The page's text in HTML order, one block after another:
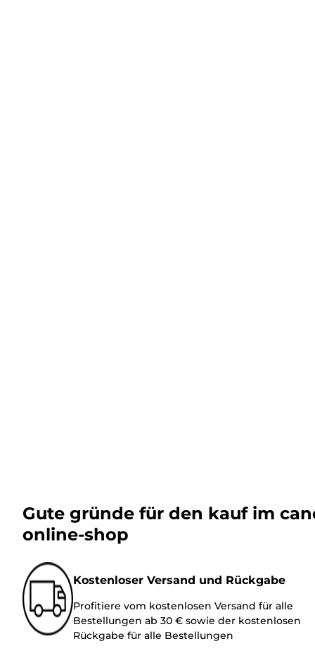
Gute gründe für den kauf im
online-shop
Kostenloser Versand und Rückgabe
Profitiere vom kostenlosen Versand für alle
Bestellungen ab 30 € sowie der kostenlosen
Rückgabe für alle Bestellungen